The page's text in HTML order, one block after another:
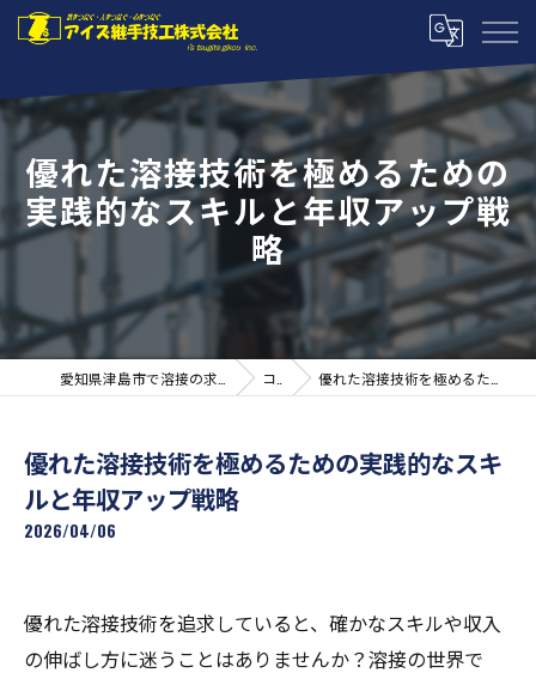
優れた溶接技術を極めるための
実践的なスキルと年収アップ戦
略
コラム 優れた溶接技術を極めるための実践的なスキルと年収アップ戦略
優れた溶接技術を極めるための実践的なスキ
ルと年収アップ戦略
2026/04/06
優れた溶接技術を追求していると、確かなスキルや収入
の伸ばし方に迷うことはありませんか？溶接の世界で